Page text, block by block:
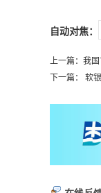
自动对焦：
上一篇： 我
下一篇： 软